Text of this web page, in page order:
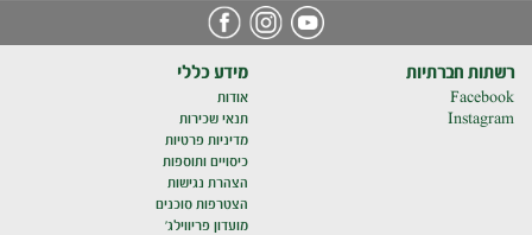
רשתות חברתיות
Facebook
Instagram
מידע כללי
אודות
תנאי שכירות
מדיניות פרטיות
כיסויים ותוספות
הצהרת נגישות
הצטרפות סוכנים
מועדון פריווילג'